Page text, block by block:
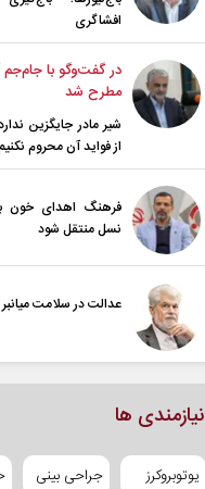
افشاگری
در گفت‌و‌گو با جام‌جم
مطرح شد
شیر مادر جایگزین
از فواید آن محروم
فرهنگ اهدای خون
نسل منتقل شود
عدالت در سلامت میانبر
نیازمندی ها
یوتوبروکرز جراحی بینی